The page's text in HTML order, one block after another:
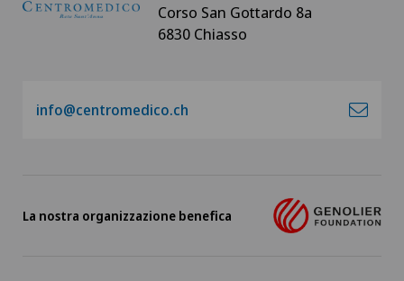
Corso San Gottardo 8a
6830 Chiasso
info@centromedico.ch
La nostra organizzazione benefica